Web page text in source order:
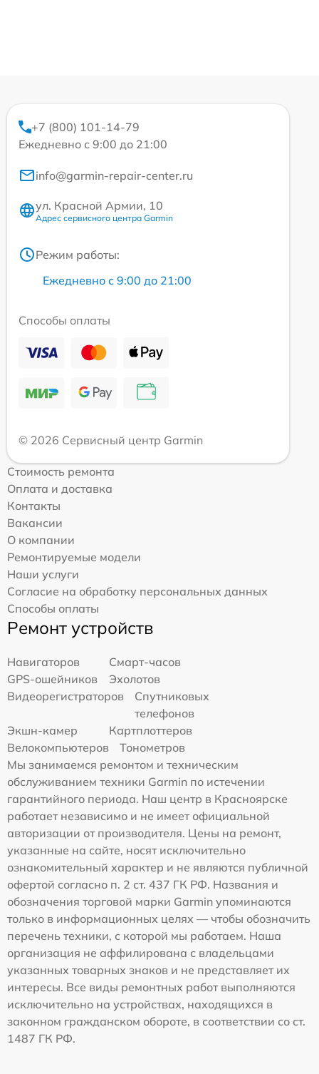
+7 (800) 101-14-79
Ежедневно с 9:00 до 21:00
info@garmin-repair-center.ru
ул. Красной Армии, 10
Адрес сервисного центра Garmin
Режим работы:
Ежедневно с 9:00 до 21:00
Способы оплаты
© 2026 Сервисный центр Garmin
Стоимость ремонта
Оплата и доставка
Контакты
Вакансии
О компании
Ремонтируемые модели
Наши услуги
Согласие на обработку персональных данных
Способы оплаты
Ремонт устройств
Навигаторов
Смарт-часов
GPS-ошейников
Эхолотов
Видеорегистраторов
Спутниковых
телефонов
Экшн-камер
Картплоттеров
Велокомпьютеров
Тонометров
Мы занимаемся ремонтом и техническим
обслуживанием техники Garmin по истечении
гарантийного периода. Наш центр в Красноярске
работает независимо и не имеет официальной
авторизации от производителя. Цены на ремонт,
указанные на сайте, носят исключительно
ознакомительный характер и не являются публичной
офертой согласно п. 2 ст. 437 ГК РФ. Названия и
обозначения торговой марки Garmin упоминаются
только в информационных целях — чтобы обозначить
перечень техники, с которой мы работаем. Наша
организация не аффилирована с владельцами
указанных товарных знаков и не представляет их
интересы. Все виды ремонтных работ выполняются
исключительно на устройствах, находящихся в
законном гражданском обороте, в соответствии со ст.
1487 ГК РФ.